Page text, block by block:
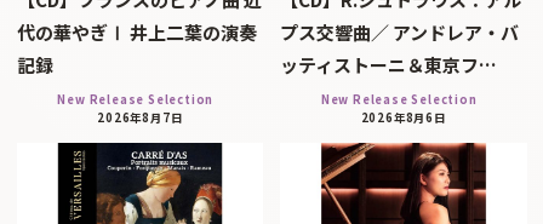
代の華やぎⅠ 井上二葉の演奏
記録
New Release Selection
2026年8月7日
プス交響曲／ アンドレア・バ
ッティストーニ＆東京フ…
New Release Selection
2026年8月6日